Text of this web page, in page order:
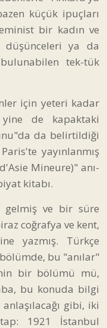
küçük ipuçları
bir kadın ve
ya da
bulunabilen tek-tük
için yeteri kadar
de kapaktaki
da belirtildiği
yayınlanmış
Mineure)" anı-
kitabı.
gelmiş ve bir süre
coğrafya ve kent,
yazmış. Türkçe
bu "anılar"
bir bölümü mü,
bu konuda bilgi
gibi, iki
1921 İstanbul